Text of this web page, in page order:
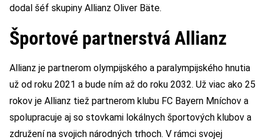
dodal šéf skupiny Allianz Oliver Bäte.
Športové partnerstvá Allianz
Allianz je partnerom olympijského a paralympijského hnutia
už od roku 2021 a bude ním až do roku 2032. Už viac ako 25
rokov je Allianz tiež partnerom klubu FC Bayern Mníchov a
spolupracuje aj so stovkami lokálnych športových klubov a
združení na svojich národných trhoch. V rámci svojej